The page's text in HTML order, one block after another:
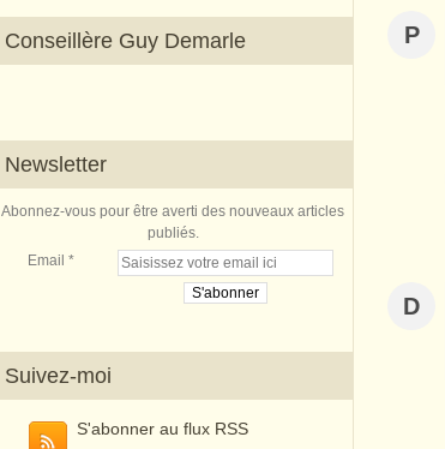
Conseillère Guy Demarle
Newsletter
Abonnez-vous pour être averti des nouveaux articles
publiés.
Email
Suivez-moi
S'abonner au flux RSS
P
D